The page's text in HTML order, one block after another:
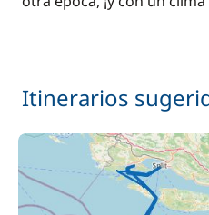
Itinerarios